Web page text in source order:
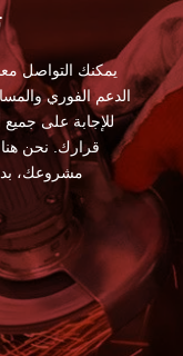
يمكنك التواصل
الدعم الفوري
للإجابة على جميع
قرارك. نحن
مشروعك،